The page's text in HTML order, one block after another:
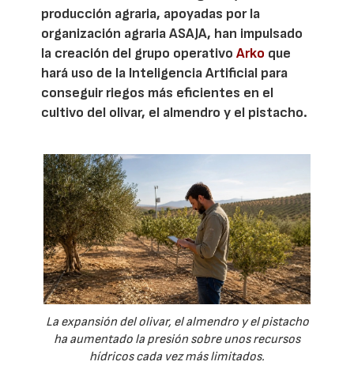
producción agraria, apoyadas por la
organización agraria ASAJA, han impulsado
la creación del grupo operativoArko que
hará uso de la Inteligencia Artificial para
conseguir riegos más eficientes en el
cultivo del olivar, el almendro y el pistacho.
La expansión del olivar, el almendro y el pistacho
ha aumentado la presión sobre unos recursos
hídricos cada vez más limitados.